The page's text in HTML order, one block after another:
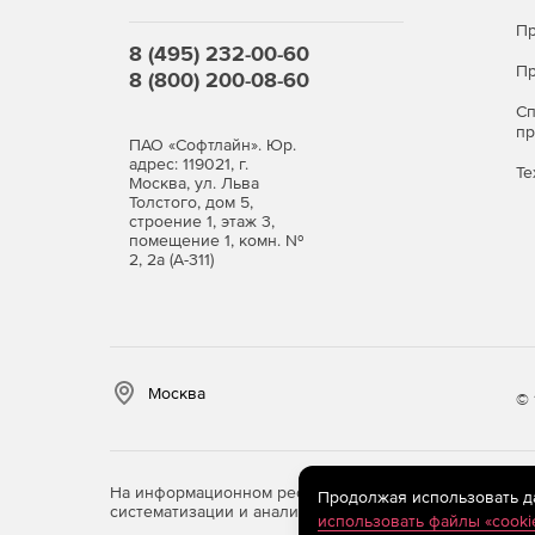
8 (495) 232-00-60
8 (800) 200-08-60
ПАО «Софтлайн». Юр.
адрес: 119021, г.
Москва, ул. Льва
Толстого, дом 5,
строение 1, этаж 3,
помещение 1, комн. №
2, 2а (А-311)
Москва ©
На информационном ресурсе store.softline.ru
систематизации и анализа сведений, относящихся
Продолжая использовать
использовать файлы